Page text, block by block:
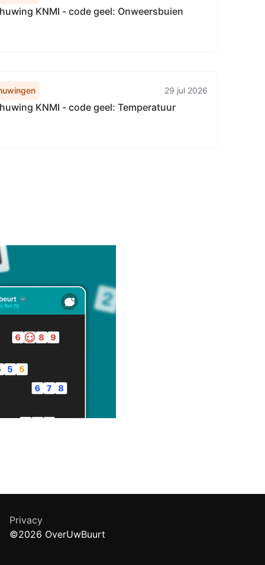
KNMI - code geel: Onweersbuien
29 jul 2026
KNMI - code geel: Temperatuur
Privacy
©2026 OverUwBuurt